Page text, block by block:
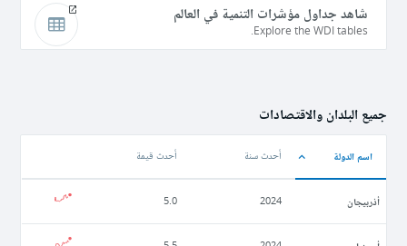
شاهد جداول مؤشرات التنمية في العالم
Explore the WDI tables.
جميع البلدان والاقتصادات
اسم الدولة أحدث سنة أحدث قيمة
أذربيجان 2024
5.0